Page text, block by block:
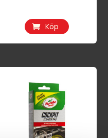
Köp